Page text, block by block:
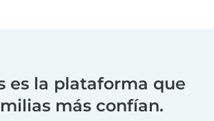
es la plataforma que
más confían.